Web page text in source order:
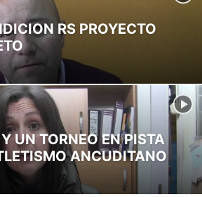
RS PROYECTO
UN TORNEO EN PISTA
ANCUDITANO